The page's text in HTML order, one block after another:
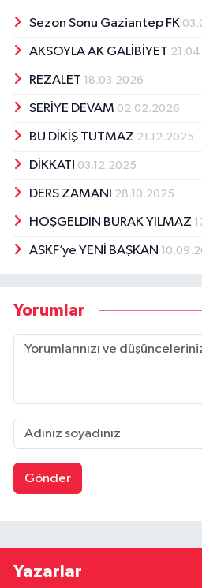
Sezon Sonu Gaziantep FK
AKSOYLA AK GALİBİYET
REZALET 18.03.2026
SERİYE DEVAM 02.02.2026
BU DİKİŞ TUTMAZ 21.12.2025
DİKKAT! 03.12.2025
DERS ZAMANI 28.10.2025
HOŞGELDİN BURAK YILMAZ
ASKF’ye YENİ BAŞKAN
Yorumlar
Gönder
Yazarlar